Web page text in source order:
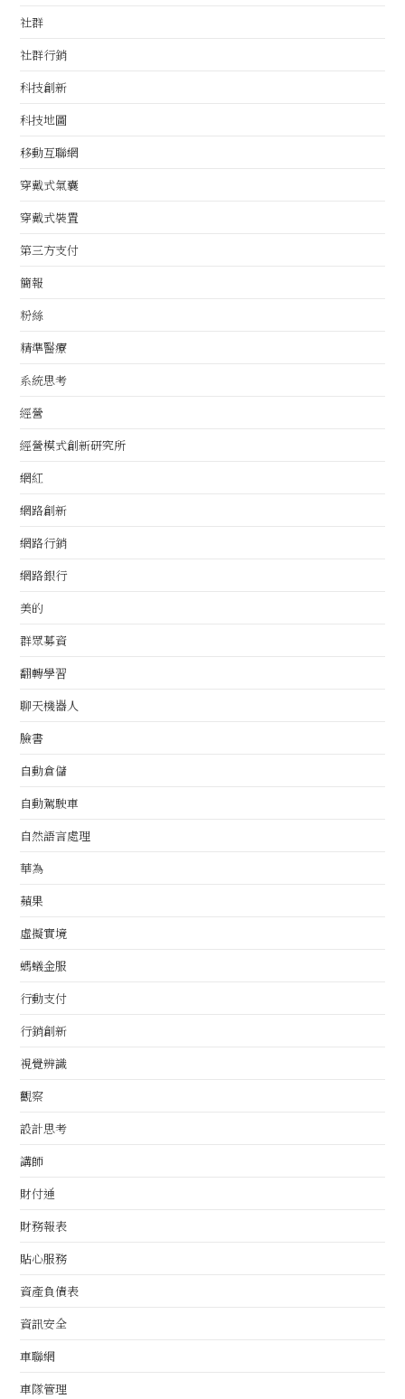
社群
社群行銷
科技創新
科技地圖
移動互聯網
穿戴式氣囊
穿戴式裝置
第三方支付
簡報
粉絲
精準醫療
系統思考
經營
經營模式創新研究所
網紅
網路創新
網路行銷
網路銀行
美的
群眾募資
翻轉學習
聊天機器人
臉書
自動倉儲
自動駕駛車
自然語言處理
華為
蘋果
虛擬實境
螞蟻金服
行動支付
行銷創新
視覺辨識
觀察
設計思考
講師
財付通
財務報表
貼心服務
資產負債表
資訊安全
車聯網
車隊管理